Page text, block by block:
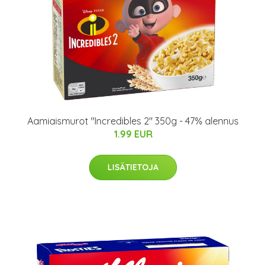
Aamiaismurot "Incredibles 2" 350g - 47% alennus
1.99 EUR
LISÄTIETOJA